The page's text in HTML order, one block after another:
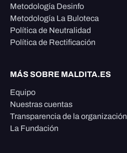
Metodología Desinfo
Metodología La Buloteca
Política de Neutralidad
Política de Rectificación
MÁS SOBRE MALDITA.ES
Equipo
Nuestras cuentas
Transparencia de la organización
La Fundación